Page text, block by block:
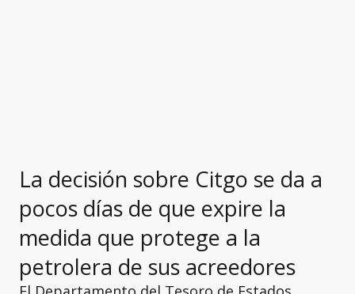
La decisión sobre Citgo se da a
pocos días de que expire la
medida que protege a la
petrolera de sus acreedores